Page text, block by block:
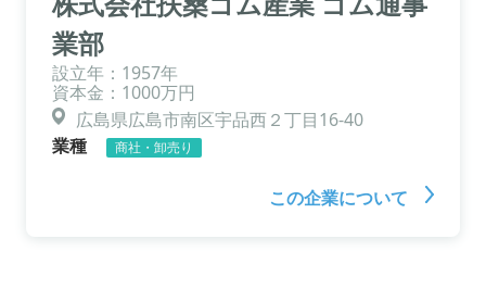
業部
設立年：1957年
資本金：1000万円
広島県広島市南区宇品西２丁目16-40
業種
商社・卸売り
この企業について